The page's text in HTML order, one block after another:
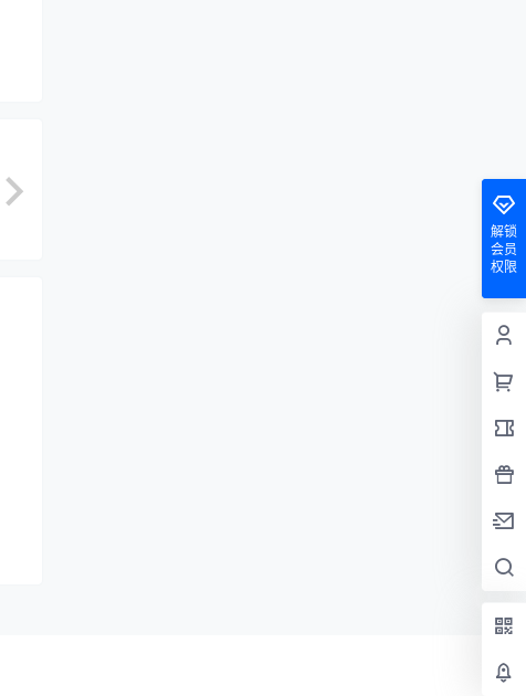
解锁
会员
权限